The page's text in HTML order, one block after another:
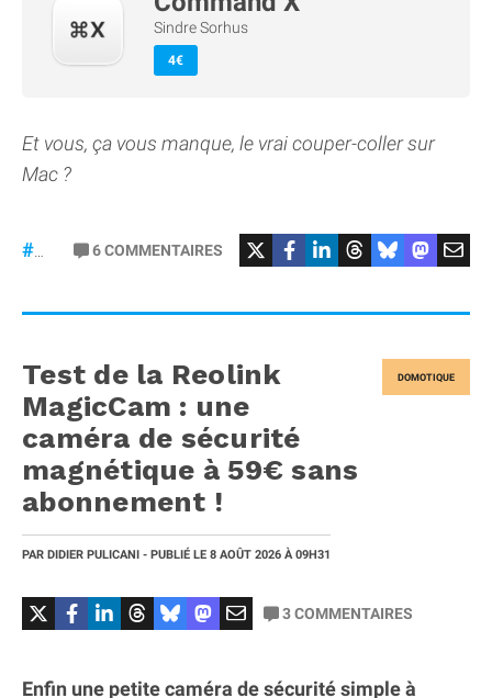
Sindre Sorhus
4€
Et vous, ça vous manque, le vrai couper-coller sur
Mac ?
6COMMENTAIRES
DOMOTIQUE
Test de la Reolink
MagicCam : une
caméra de sécurité
magnétique à 59€ sans
abonnement !
PAR DIDIER PULICANI - PUBLIÉ LE 8 AOÛT 2026 À 09H31
3COMMENTAIRES
Enfin une petite caméra de sécurité simple à